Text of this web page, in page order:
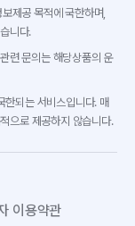
제공 목적에 국한하며,
니다.
련 문의는 해당상품의 운
되는 서비스입니다. 매
으로 제공하지 않습니다.
이용약관